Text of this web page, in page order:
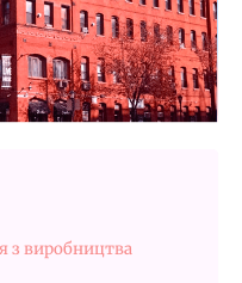
з виробництва